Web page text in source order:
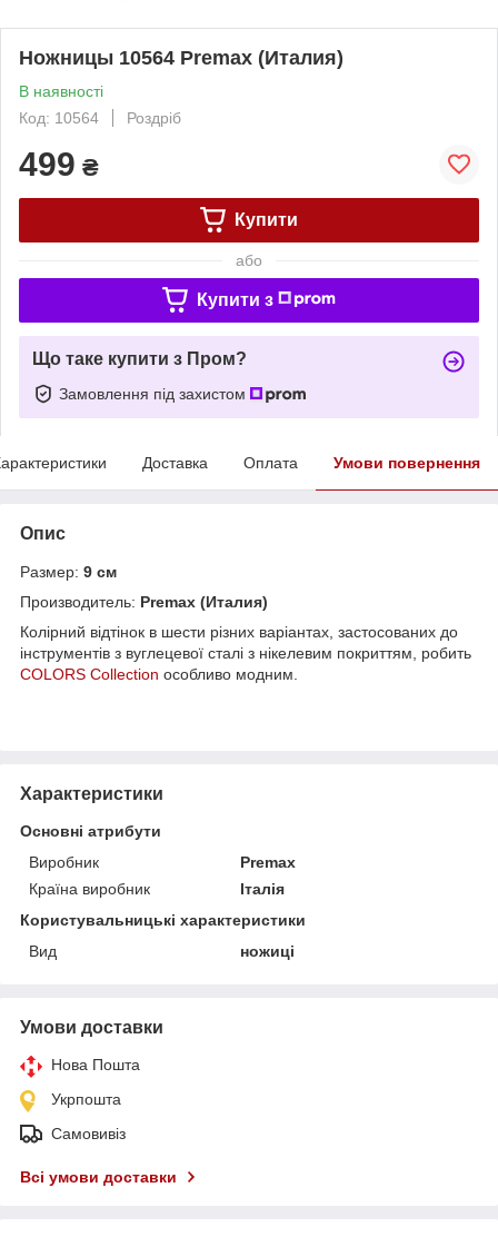
Ножницы 10564 Premax (Италия)
В наявності
Код: 10564
Роздріб
499 ₴
Купити
або
Купити з
Що таке купити з Пром?
Замовлення під захистом
Доставка Оплата Умови повернення
Опис
Размер: 9 см
Производитель: Premax (Италия)
Колірний відтінок в шести різних варіантах, застосованих до
інструментів з вуглецевої сталі з нікелевим покриттям, робить
COLORS Collection особливо модним.
Характеристики
Основні атрибути
Виробник
Premax
Країна виробник
Італія
Користувальницькі характеристики
Вид
ножиці
Умови доставки
Нова Пошта
Укрпошта
Самовивіз
Всі умови доставки